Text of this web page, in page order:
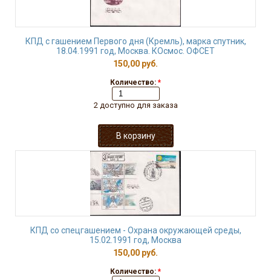
КПД с гашением Первого дня (Кремль), марка спутник,
18.04.1991 год, Москва. КОсмос. ОФСЕТ
150,00 руб.
Количество: *
2 доступно для заказа
КПД со спецгашением - Охрана окружающей среды,
15.02.1991 год, Москва
150,00 руб.
Количество: *